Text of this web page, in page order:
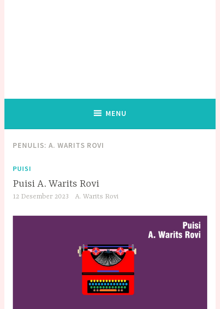
MENU
PENULIS:A. WARITS ROVI
PUISI
Puisi A. Warits Rovi
12 Desember 2023 A. Warits Rovi